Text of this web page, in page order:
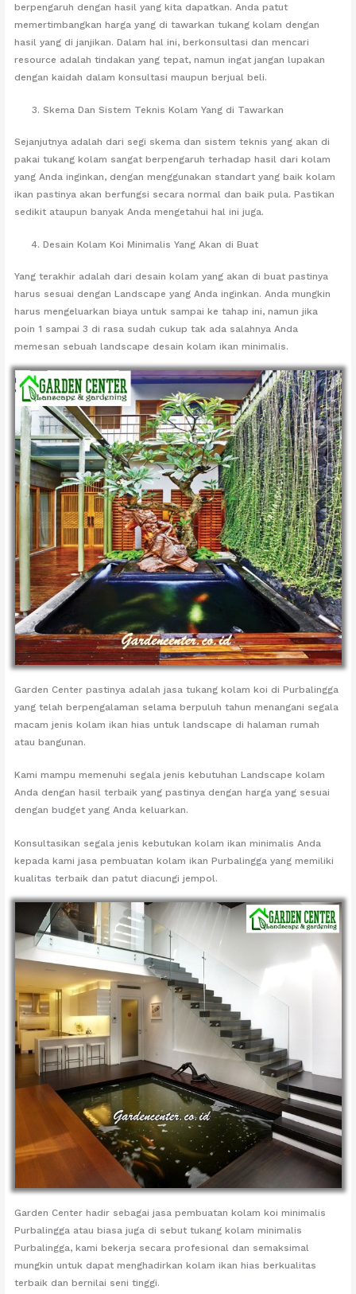
berpengaruh dengan hasil yang kita dapatkan. Anda patut
memertimbangkan harga yang di tawarkan tukang kolam dengan
hasil yang di janjikan. Dalam hal ini, berkonsultasi dan mencari
resource adalah tindakan yang tepat, namun ingat jangan lupakan
dengan kaidah dalam konsultasi maupun berjual beli.
Skema Dan Sistem Teknis Kolam Yang di Tawarkan
Sejanjutnya adalah dari segi skema dan sistem teknis yang akan di
pakai tukang kolam sangat berpengaruh terhadap hasil dari kolam
yang Anda inginkan, dengan menggunakan standart yang baik kolam
ikan pastinya akan berfungsi secara normal dan baik pula. Pastikan
sedikit ataupun banyak Anda mengetahui hal ini juga.
Desain Kolam Koi Minimalis Yang Akan di Buat
Yang terakhir adalah dari desain kolam yang akan di buat pastinya
harus sesuai dengan Landscape yang Anda inginkan. Anda mungkin
harus mengeluarkan biaya untuk sampai ke tahap ini, namun jika
poin 1 sampai 3 di rasa sudah cukup tak ada salahnya Anda
memesan sebuah landscape desain kolam ikan minimalis.
Garden Center pastinya adalah jasa tukang kolam koi di Purbalingga
yang telah berpengalaman selama berpuluh tahun menangani segala
macam jenis kolam ikan hias untuk landscape di halaman rumah
atau bangunan.
Kami mampu memenuhi segala jenis kebutuhan Landscape kolam
Anda dengan hasil terbaik yang pastinya dengan harga yang sesuai
dengan budget yang Anda keluarkan.
Konsultasikan segala jenis kebutukan kolam ikan minimalis Anda
kepada kami jasa pembuatan kolam ikan Purbalingga yang memiliki
kualitas terbaik dan patut diacungi jempol.
Garden Center hadir sebagai jasa pembuatan kolam koi minimalis
Purbalingga atau biasa juga di sebut tukang kolam minimalis
Purbalingga, kami bekerja secara profesional dan semaksimal
mungkin untuk dapat menghadirkan kolam ikan hias berkualitas
terbaik dan bernilai seni tinggi.